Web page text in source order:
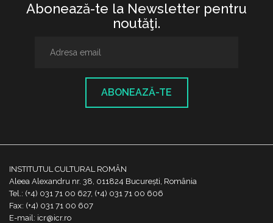
Abonează-te la Newsletter pentru
noutăţi.
ABONEAZĂ-TE
INSTITUTUL CULTURAL ROMÂN
Aleea Alexandru nr. 38, 011824 București, România
Tel.: (+4) 031 71 00 627, (+4) 031 71 00 606
Fax: (+4) 031 71 00 607
E-mail: icr@icr.ro